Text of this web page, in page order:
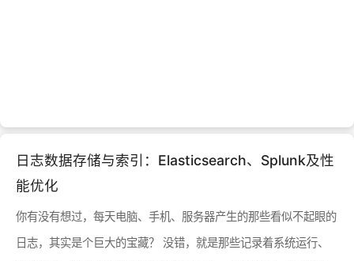
日志数据存储与索引：Elasticsearch、Splunk及性
能优化
你有没有想过，每天电脑、手机、服务器产生的那些看似不起眼的
日志，其实是个巨大的宝藏？ 没错，就是那些记录着系统运行、